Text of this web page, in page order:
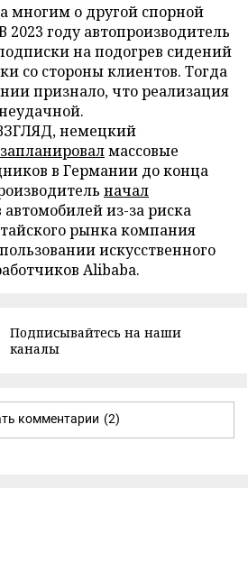
многим о другой спорной
году автопроизводитель
на подогрев сидений
со стороны клиентов. Тогда
признало, что реализация
немецкий
запланировалмассовые
в Германии до конца
начал
из-за риска
рынка компания
искусственного
Alibaba.
Подписывайтесь на наши
каналы
комментарии (2)